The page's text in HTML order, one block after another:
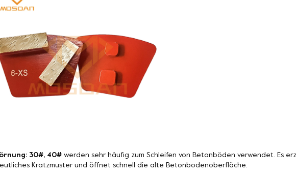
30#, 40# werden sehr häufig zum Schleifen von Betonböden verwendet. Es
Kratzmuster und öffnet schnell die alte Betonbodenoberfläche.